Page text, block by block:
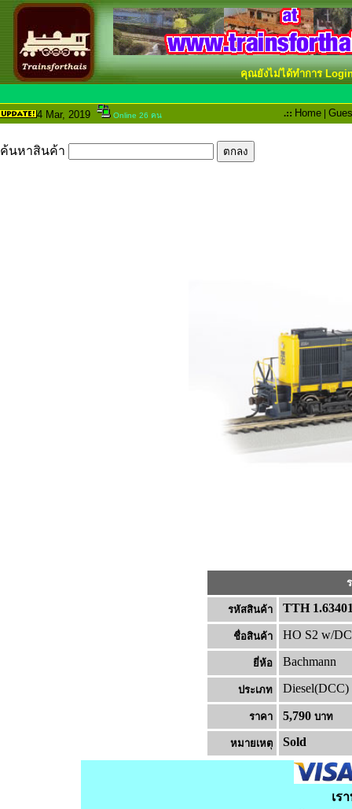
คุณยังไม่ได้ทำการ
4 Mar, 2019 Online 26 คน .:: Home |
ค้นหาสินค้า
รหัสสินค้า TTH
ชื่อสินค้า HO S2 w/
ยี่ห้อ Bachmann
ประเภท Diesel(DCC)
ราคา 5,790 บาท
หมายเหต Sold
เร